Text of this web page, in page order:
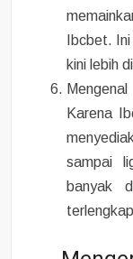
Ibcbet.
kini lebih
Karena
sampai
banyak